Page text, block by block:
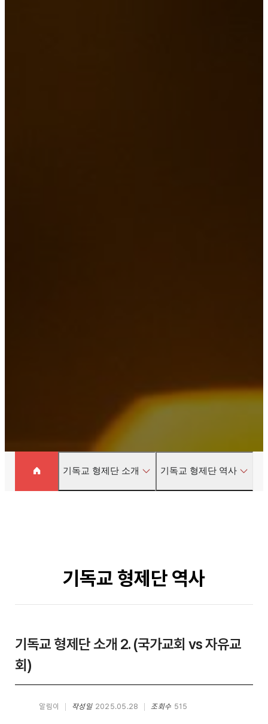
기독교 형제단 소개 기독교 형제단 역사
기독교 형제단 역사
기독교 형제단 소개 2. (국가교회 vs 자유교
회)
알림이 작성일 2025.05.28 조회수 515